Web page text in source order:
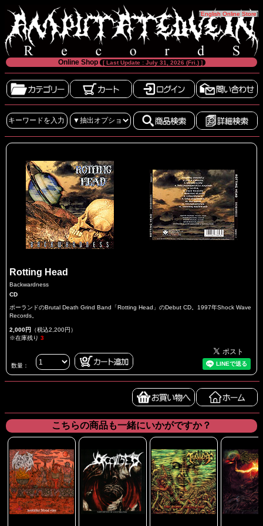
[English Online Store]
Online Shop [ Last Update : July 31, 2026 (Fri.) ]
Rotting Head
Backwardness
CD
ポーランドのBrutal Death Grind Band「Rotting Head」のDebut CD。1997年Shock Wave
Records。
2,000円 （税込2,200円）
※在庫残り 3
数量：
こちらの商品も一緒にいかがですか？